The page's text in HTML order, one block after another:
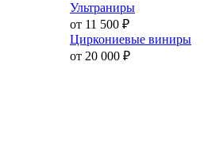
Ультраниры
от 11 500 ₽
Циркониевые виниры
от 20 000 ₽